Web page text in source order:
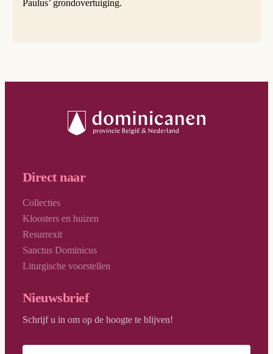
Paulus’ grondovertuiging.
Direct naar
Collecties
Kloosters en huizen
Resurrexit
Sanctus Dominicus
Liturgische voorstellen
Nieuwsbrief
Schrijf u in om op de hoogte te blijven!